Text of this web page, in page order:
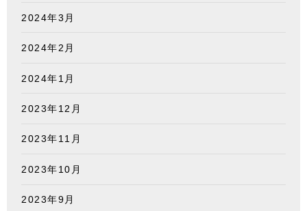
2024年3月
2024年2月
2024年1月
2023年12月
2023年11月
2023年10月
2023年9月